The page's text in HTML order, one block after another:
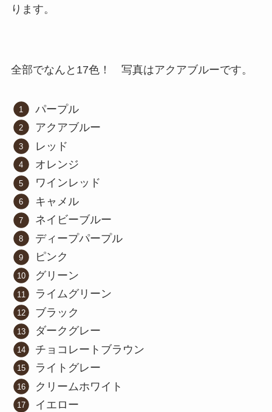
ります。
全部でなんと17色！ 写真はアクアブルーです。
パープル
アクアブルー
レッド
オレンジ
ワインレッド
キャメル
ネイビーブルー
ディープパープル
ピンク
グリーン
ライムグリーン
ブラック
ダークグレー
チョコレートブラウン
ライトグレー
クリームホワイト
イエロー